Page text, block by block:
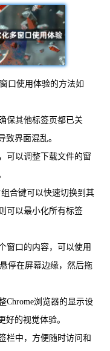
口使用体验的方法如
保其他标签页都已关
致界面混乱。
可以调整下载文件的窗
合键可以快速切换到其
可以最小化所有标签
窗口的内容，可以使用
停在屏幕边缘，然后拖
Chrome浏览器的显示设
好的视觉体验。
栏中，方便随时访问和